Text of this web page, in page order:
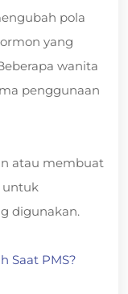
pola
yang
wanita
penggunaan
atau membuat
untuk
digunakan.
Saat PMS?